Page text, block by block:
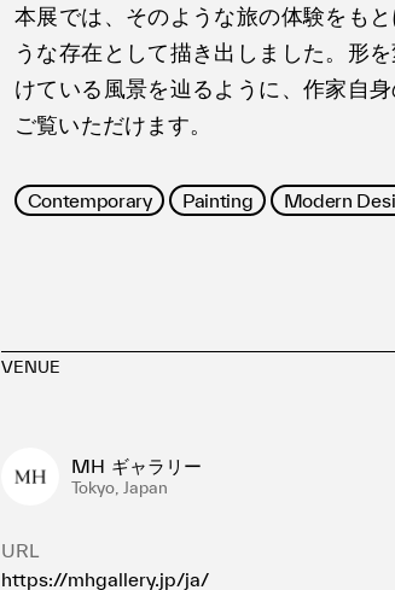
本展では、そのような旅の体験をも
うな存在として描き出しました。形
けている風景を辿るように、作家自
ご覧いただけます。
Contemporary Painting Modern
VENUE
MH ギャラリー
Tokyo, Japan
URL
https://mhgallery.jp/ja/